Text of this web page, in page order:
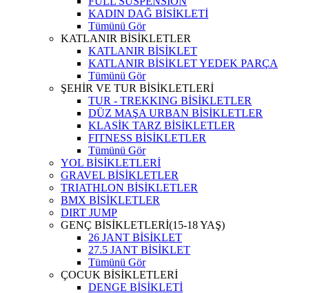
KADIN DAĞ BİSİKLETİ
Tümünü Gör
KATLANIR BİSİKLETLER
KATLANIR BİSİKLET
KATLANIR BİSİKLET YEDEK PARÇA
Tümünü Gör
ŞEHİR VE TUR BİSİKLETLERİ
TUR - TREKKING BİSİKLETLER
DÜZ MAŞA URBAN BİSİKLETLER
KLASİK TARZ BİSİKLETLER
FITNESS BİSİKLETLER
Tümünü Gör
YOL BİSİKLETLERİ
GRAVEL BİSİKLETLER
TRIATHLON BİSİKLETLER
BMX BİSİKLETLER
DIRT JUMP
GENÇ BİSİKLETLERİ(15-18 YAŞ)
26 JANT BİSİKLET
27.5 JANT BİSİKLET
Tümünü Gör
ÇOCUK BİSİKLETLERİ
DENGE BİSİKLETİ